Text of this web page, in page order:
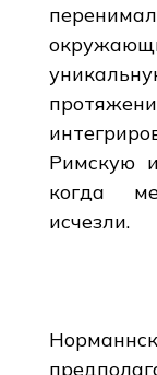
Римскую
когда
исчезли.